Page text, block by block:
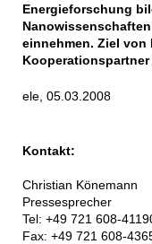
Energieforschung
einnehmen. Ziel von
ele, 05.03.2008
Kontakt:
Christian Könemann
Pressesprecher
Tel: +49 721 608-
Fax: +49 721 608-